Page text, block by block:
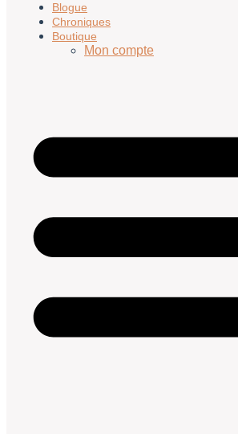
Blogue
Chroniques
Boutique
Mon compte